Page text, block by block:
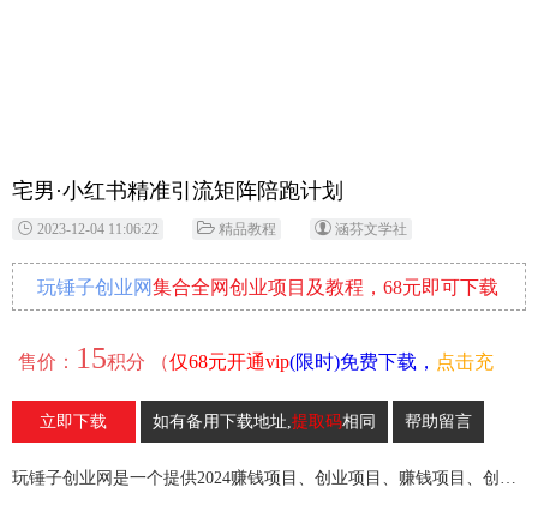
宅男·小红书精准引流矩阵陪跑计划
2023-12-04 11:06:22 精品教程 涵芬文学社
玩锤子创业网集合全网创业项目及教程，68元即可下载
售价： 15积分 （仅68元开通vip(限时)免费下载， 点击充
）
立即下载 如有备用下载地址,提取码相同 帮助留言
玩锤子创业网是一个提供2024赚钱项目、创业项目、赚钱项目、创业赚钱教程、引流教程的创业网,欢迎来玩锤子创业网！